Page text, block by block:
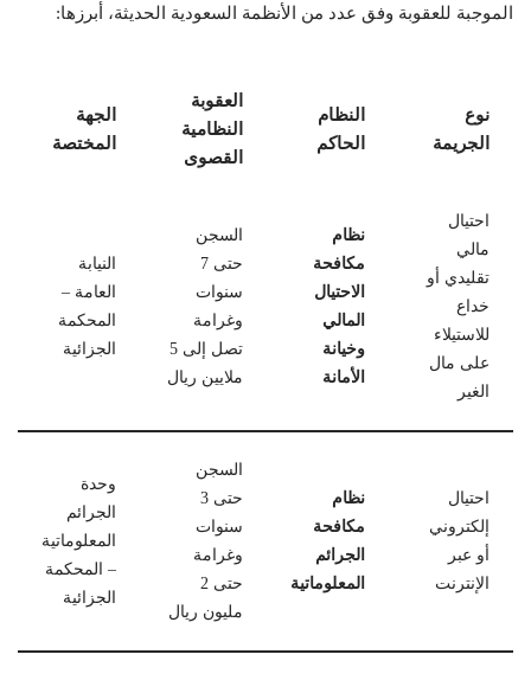
الموجبة للعقوبة وفق عدد من الأنظمة السعودية الحديثة، أبرزها:
نوع
الجريمة
النظام
الحاكم
العقوبة
النظامية
القصوى
الجهة
المختصة
احتيال
مالي
تقليدي أو
خداع
للاستيلاء
على مال
الغير
نظام
مكافحة
الاحتيال
المالي
وخيانة
الأمانة
السجن
حتى 7
سنوات
وغرامة
تصل إلى 5
ملايين ريال
النيابة
العامة –
المحكمة
الجزائية
احتيال
إلكتروني
أو عبر
الإنترنت
نظام
مكافحة
الجرائم
المعلوماتية
السجن
حتى 3
سنوات
وغرامة
حتى 2
مليون ريال
وحدة
الجرائم
المعلوماتية
– المحكمة
الجزائية